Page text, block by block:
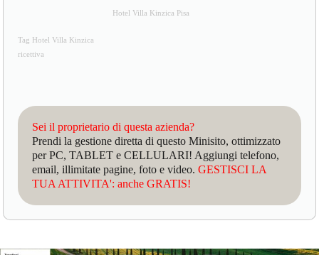
Hotel Villa Kinzica Pisa
Tag Hotel Villa Kinzica
ricettiva
Sei il proprietario di questa azienda?
Prendi la gestione diretta di questo Minisito, ottimizzato
per PC, TABLET e CELLULARI! Aggiungi telefono,
email, illimitate pagine, foto e video.GESTISCI LA
TUA ATTIVITA': anche GRATIS!